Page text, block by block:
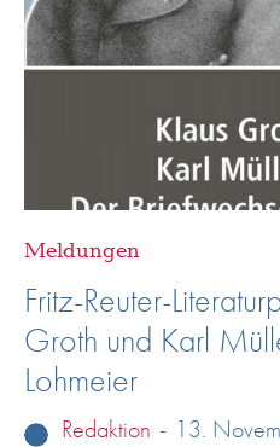
Meldungen
Fritz-Reuter-
Groth und Karl
Lohmeier
Redaktion - 13.